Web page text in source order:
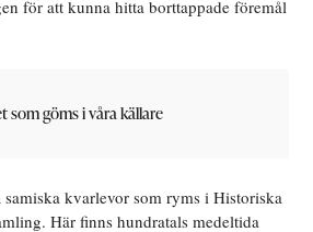
för att kunna hitta borttappade föremål
som göms i våra källare
samiska kvarlevor som ryms i Historiska
Här finns hundratals medeltida